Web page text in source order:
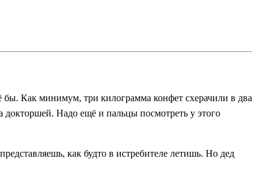
Как минимум, три килограмма конфет схерачили в два
докторшей. Надо ещё и пальцы посмотреть у этого
как будто в истребителе летишь. Но дед